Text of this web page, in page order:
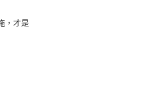
，才是